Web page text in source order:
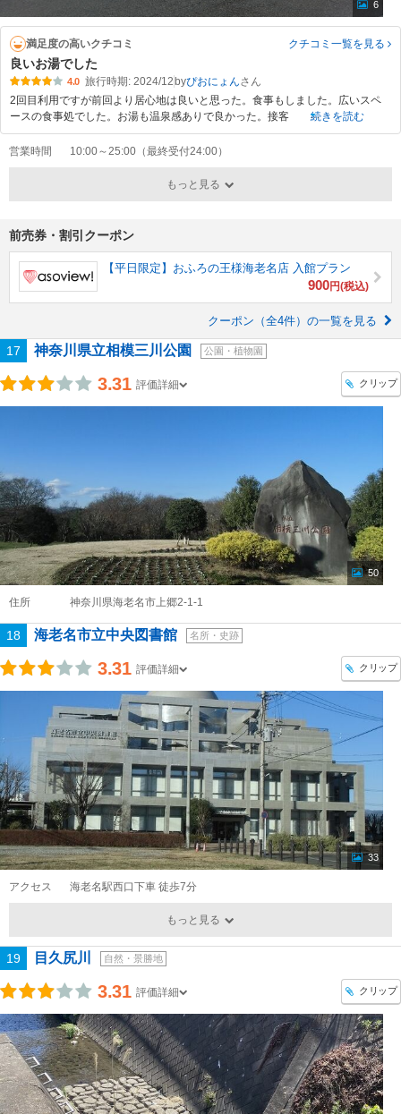
6
満足度の高いクチコミ クチコミ一覧を見る
良いお湯でした
4.0 旅行時期: 2024/12 byぴおにょん
2回目利用ですが前回より居心地は良いと思った。食事もしました。広いスペ
ースの食事処でした。お湯も温泉感ありで良かった。接客
続きを読む
営業時間 10:00～25:00（最終受付24:00）
もっと見る
前売券・割引クーポン
【平日限定】おふろの王様海老名店 入館プラン
900円(税込)
クーポン（全4件）の一覧を見る
17 神奈川県立相模三川公園 公園・植物園
3.31 評価詳細 クリップ
50
住所 神奈川県海老名市上郷2-1-1
18 海老名市立中央図書館 名所・史跡
3.31 評価詳細 クリップ
33
アクセス 海老名駅西口下車 徒歩7分
もっと見る
19 目久尻川 自然・景勝地
3.31 評価詳細 クリップ